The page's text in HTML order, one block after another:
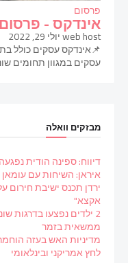
פרסום
אינדקס -
web hostיולי 29, 2022
📌אינדקס עסקים כולל
עסקים במגוון תחומים
מבזקים וואלה
דיווח: ספינה הודית
איראן: השיחות עם עומאן
ירדן תכנס ישיבת
אקצא"
2 ילדים נפצעו בדרגות
ממשאית בזמר
מדיניות האש בעזה
לחץ אמריקני ובינלאומי